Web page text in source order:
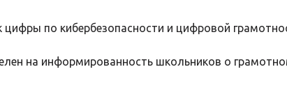
по кибербезопасности и цифровой
на информированность школьников о